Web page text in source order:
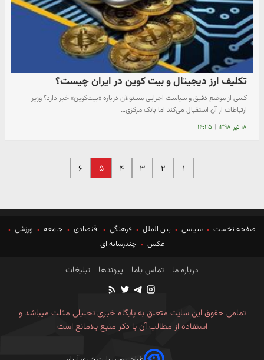
تکلیف ارز دیجیتال و بیت کوین در ایران چیست؟
کسی از موضع دقیق و سیاست اجرایی مسئولان درباره «بیت‌کوین» خبر دارد؟ وزیر
ارتباطات از آن استقبال می‌کند اما بانک مرکزی…
۱۸ تیر ۱۳۹۸ | ۱۴:۲۵
۱ ۲ ۳ ۴ ۵ ۶
صفحه نخست سیاسی بین الملل فرهنگی اقتصادی جامعه
ورزشی
عکس
چندرسانه ای
درباره ما تماس باما پیوندها تبلیغات
تمامی حقوق این سایت متعلق به پایگاه خبری تحلیلی مثلث میباشد و
استفاده از مطالب آن با ذکر منبع بلامانع است